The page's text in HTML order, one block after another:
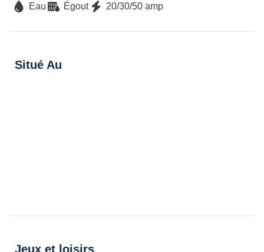
Eau Égout 20/30/50 amp
Situé Au
Jeux et loisirs